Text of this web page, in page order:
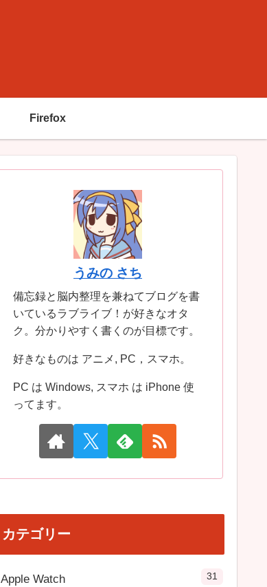
Firefox
うみの さち
備忘録と脳内整理を兼ねてブログを書
いているラブライブ！が好きなオタ
ク。分かりやすく書くのが目標です。
好きなものは アニメ, PC，スマホ。
PC は Windows, スマホ は iPhone 使
ってます。
カテゴリー
Apple Watch 31